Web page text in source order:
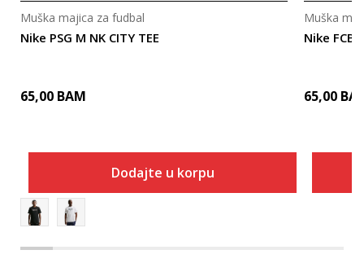
Nike PSG M NK CITY TEE
Muška majica za fudbal
65,00 BAM
Dodajte u korpu
Nike FCB
Muška
65,00